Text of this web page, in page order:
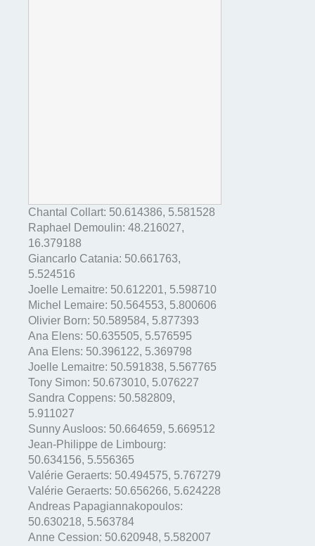
Chantal Collart: 50.614386, 5.581528
Raphael Demoulin: 48.216027,
16.379188
Giancarlo Catania: 50.661763,
5.524516
Joelle Lemaitre: 50.612201 , 5.598710
Michel Lemaire: 50.564553, 5.800606
Olivier Born: 50.589584, 5.877393
Ana Elens: 50.635505, 5.576595
Ana Elens: 50.396122, 5.369798
Joelle Lemaitre: 50.591838, 5.567765
Tony Simon: 50.673010, 5.076227
Sandra Coppens: 50.582809,
5.911027
Sunny Ausloos: 50.664659, 5.669512
Jean-Philippe de Limbourg:
50.634156, 5.556365
Valérie Geraerts: 50.494575, 5.767279
Valérie Geraerts: 50.656266, 5.624228
Andreas Papagiannakopoulos:
50.630218, 5.563784
Anne Cession: 50.620948, 5.582007